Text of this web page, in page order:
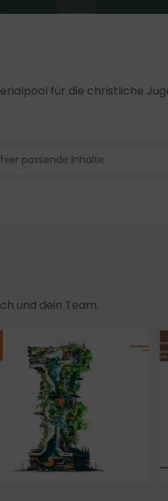
für die christliche
und dein Team.